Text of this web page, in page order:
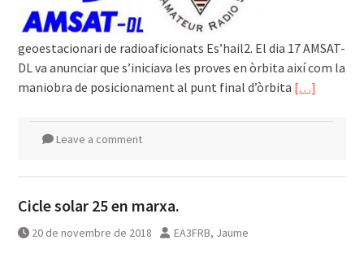
geoestacionari de radioaficionats Es’hail2. El dia 17 AMSAT-
DL va anunciar que s’iniciava les proves en òrbita així com la
maniobra de posicionament al punt final d’òrbita […]
Leave a comment
Cicle solar 25 en marxa.
20 de novembre de 2018 EA3FRB, Jaume